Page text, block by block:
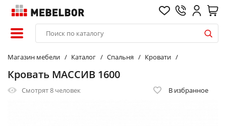
Магазин мебели Каталог Спальня Кровати
Кровать МАССИВ 1600
Смотрят8 человек В избранное